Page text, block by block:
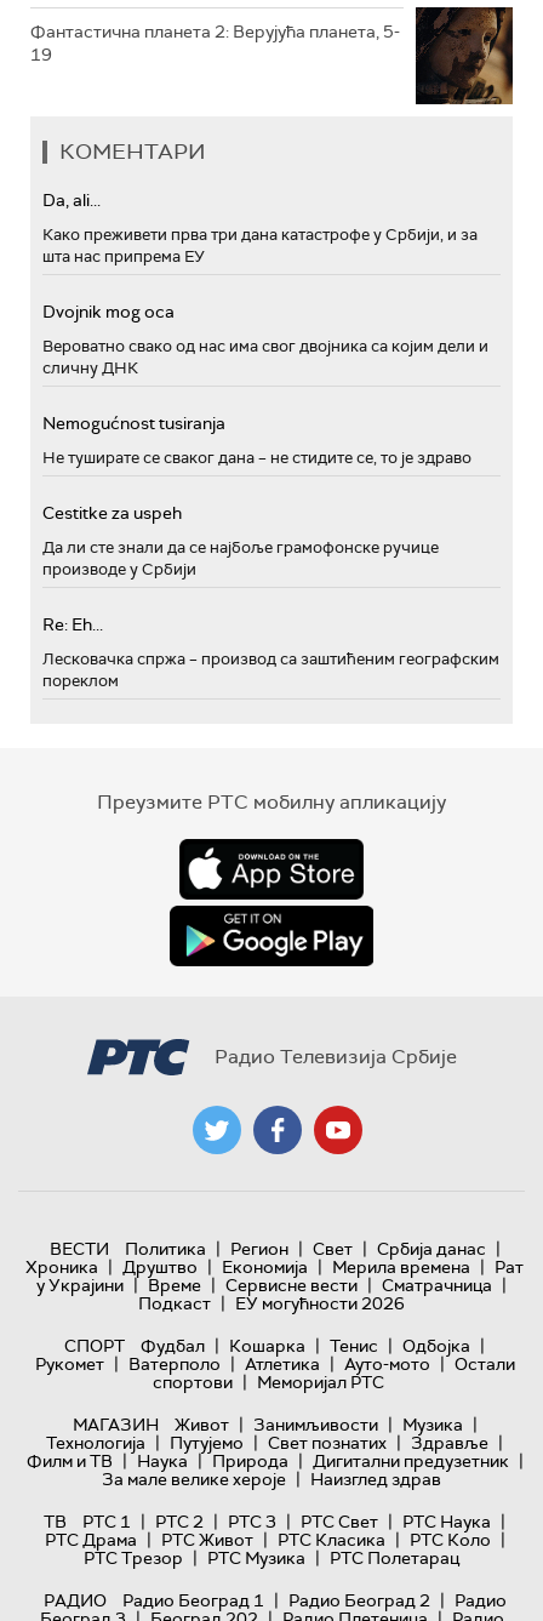
Фантастична планета 2: Верујућа планета, 5-
19
КОМЕНТАРИ
Da, ali...
Како преживети прва три дана катастрофе у Србији, и за
шта нас припрема ЕУ
Dvojnik mog oca
Вероватно свако од нас има свог двојника са којим дели и
сличну ДНК
Nemogućnost tusiranja
Не туширате се сваког дана – не стидите се, то је здраво
Cestitke za uspeh
Да ли сте знали да се најбоље грамофонске ручице
производе у Србији
Re: Eh...
Лесковачка спржа – производ са заштићеним географским
пореклом
Преузмите РТС мобилну апликацију
Радио Телевизија Србије
ВЕСТИ Политика | Регион | Свет | Србија данас |
Хроника | Друштво | Економија | Мерила времена | Рат
у Украјини | Време | Сервисне вести | Сматрачница |
Подкаст | ЕУ могућности 2026
СПОРТ
Фудбал | Кошарка | Тенис | Одбојка |
Рукомет | Ватерполо | Атлетика | Ауто-мото | Остали
спортови | Меморијал РТС
МАГАЗИН
Живот | Занимљивости | Музика |
Технологијa | Путујемо | Свет познатих | Здравље |
Филм и ТВ | Наука | Природа | Дигитални предузетник |
За мале велике хероје | Наизглед здрав
ТВ
РТС 1 | РТС 2 | РТС 3 | РТС Свет | РТС Наука |
РТС Драма | РТС Живот | РТС Класика | РТС Коло |
РТС Трезор | РТС Музика | РТС Полетарац
РАДИО
Радио Београд 1 | Радио Београд 2 | Радио